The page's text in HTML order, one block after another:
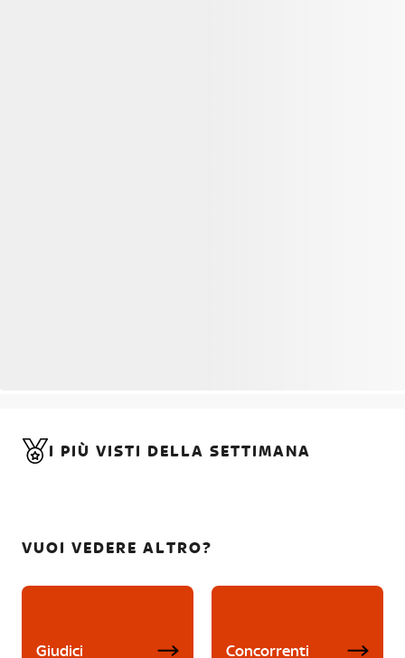
I PIÙ VISTI DELLA SETTIMANA
VUOI VEDERE ALTRO?
Giudici Concorrenti